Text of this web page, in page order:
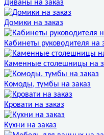
Диваны на заказ
Домики на заказ
Кабинеты руководителя на
Каменные столешницы на
Комоды, тумбы на заказ
Кровати на заказ
Кухни на заказ